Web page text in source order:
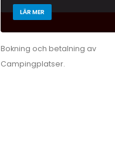
LÄR MER
Bokning och betalning av
Campingplatser.